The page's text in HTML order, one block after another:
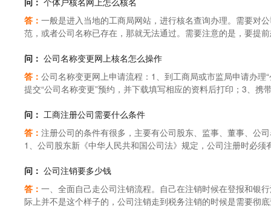
答： 一般是进入当地的工商局网站，进行核名查询办理。需要对
范，或者公司名称已存在，那就无法通过。需要注意的是，要提
出资（国家规定注册资本最低3万），找家会计事务所给你出具
通知书，地址证明，房产证复印件拿上这些证件去工商政务服务
题不清楚，现在代办也就几百块跑腿费，打的士的费用和时间都
业执照（五证合一了），专人做专事嘛，开公司初期很多事，创
求各不相同，本地户口与住宅经营范围有限，公司名字和地址与
服务公道很多，而且在武汉地区做了十几年了，不像小公司注册
任，价格稍微贵点，但相比损失的利益可以忽略不计了法律依据
行政管理部门登记，从事工商业经营的，为个体工商户。个体工
关）。登记机关按照国务院工商行政管理部门的规定，可以委托
问： 公司名称变更网上核名怎么操作
答： 公司名称变更网上申请流程：1、到工商局或市监局申请办
提交“公司名称变更”预约，并下载填写相应的资料后打印；3、
一趟工商局领取新的营业执照；6、携带新的营业执照到刻章点
新公章到开户行申请更换开户许可证和印鉴；8、完成当地各部
第四十八条分公司变更登记事项的，应当向公司登记机关申请变
书。变更名称、经营范围的，应当提交加盖公司印章的《企业法
决定规定在登记前须经批准的项目的，还应当提交有关批准文件
当提交公司的任免文件以及其身份证明。公司登记机关准予变更
十八条公司变更名称的，应当自变更决议或者决定作出之日起30
问： 工商注册公司需要什么条件
答： 注册公司的条件有很多，主要有公司股东、监事、董事、公
1、公司股东新《中华人民共和国公司法》规定，公司注册时必
(需多名监事)，也可以不设监事会，但需设一名监事。一人有限
事。公司注册时，需提交监事的身份证明原件.3、公司注册资本
行公司名称核准，需提交多个公司名称进行查名。上海注册公司
需拆开来查名。5、公司经营范围注册公司时，经营范围必须要
问： 公司注销要多少钱
答： 一、全面自己走公司注销流程。自己在注销时候在登报和银
际上并不是这个样子的，公司注销走到税务注销的时候是需要彻